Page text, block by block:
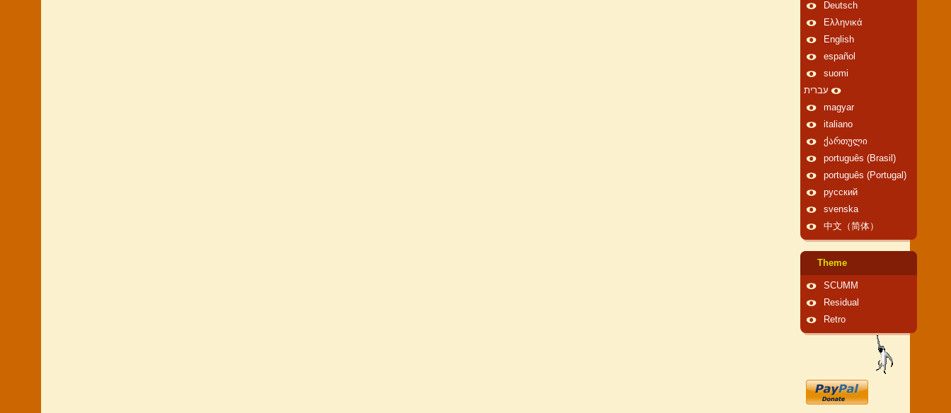
Deutsch
Ελληνικά
English
español
suomi
עברית
magyar
italiano
ქართული
português (Brasil)
português (Portugal)
русский
svenska
中文（简体）
Theme
SCUMM
Residual
Retro